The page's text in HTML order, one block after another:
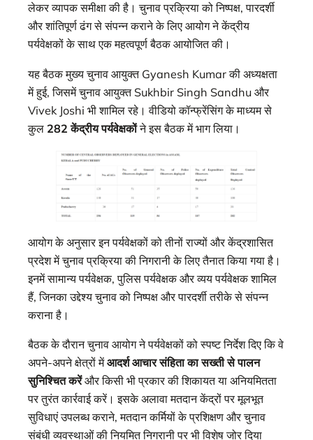
लेकर व्यापक समीक्षा की है। चुनाव प्रक्रिया को निष्पक्ष, पारदर्शी
और शांतिपूर्ण ढंग से संपन्न कराने के लिए आयोग ने केंद्रीय
पर्यवेक्षकों के साथ एक महत्वपूर्ण बैठक आयोजित की।
यह बैठक मुख्य चुनाव आयुक्त Gyanesh Kumar की अध्यक्षता
में हुई, जिसमें चुनाव आयुक्त Sukhbir Singh Sandhu और
Vivek Joshi भी शामिल रहे। वीडियो कॉन्फ्रेंसिंग के माध्यम से
कुल 282 केंद्रीय पर्यवेक्षकोंने इस बैठक में भाग लिया।
आयोग के अनुसार इन पर्यवेक्षकों को तीनों राज्यों और केंद्रशासित
प्रदेश में चुनाव प्रक्रिया की निगरानी के लिए तैनात किया गया है।
इनमें सामान्य पर्यवेक्षक, पुलिस पर्यवेक्षक और व्यय पर्यवेक्षक शामिल
हैं, जिनका उद्देश्य चुनाव को निष्पक्ष और पारदर्शी तरीके से संपन्न
कराना है।
बैठक के दौरान चुनाव आयोग ने पर्यवेक्षकों को स्पष्ट निर्देश दिए कि वे
अपने-अपने क्षेत्रों मेंआदर्श आचार संहिता का सख्ती से पालन
सुनिश्चित करेंऔर किसी भी प्रकार की शिकायत या अनियमितता
पर तुरंत कार्रवाई करें। इसके अलावा मतदान केंद्रों पर मूलभूत
सुविधाएं उपलब्ध कराने, मतदान कर्मियों के प्रशिक्षण और चुनाव
संबंधी व्यवस्थाओं की नियमित निगरानी पर भी विशेष जोर दिया